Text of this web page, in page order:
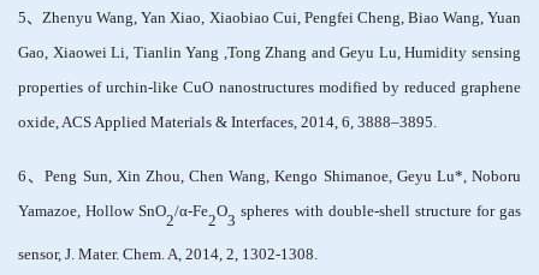
5、Zhenyu Wang, Yan Xiao, Xiaobiao Cui, Pengfei Cheng, Biao Wang, Yuan
Gao, Xiaowei Li, Tianlin Yang ,Tong Zhang and Geyu Lu, Humidity sensing
properties of urchin-like CuO nanostructures modified by reduced graphene
oxide, ACS Applied Materials & Interfaces, 2014, 6, 3888–3895.
6、Peng Sun, Xin Zhou, Chen Wang, Kengo Shimanoe, Geyu Lu*, Noboru
Yamazoe, Hollow SnO
2
/α-Fe
2
O
3
spheres with double-shell structure for gas
sensor, J. Mater. Chem. A, 2014, 2, 1302-1308.